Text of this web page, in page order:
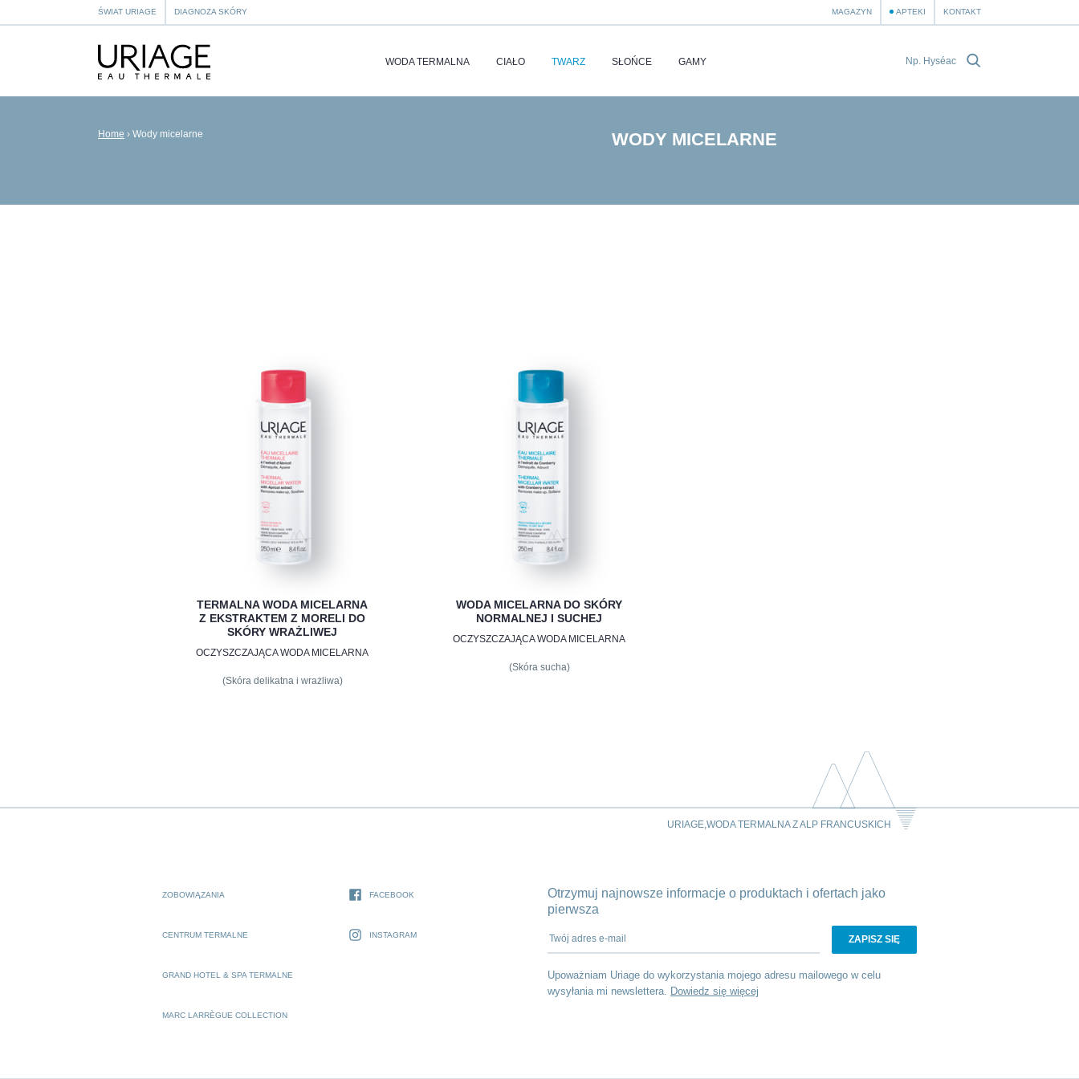
ŚWIAT URIAGE DIAGNOZA SKÓRY MAGAZYN APTEKI KONTAKT
WODA TERMALNA CIAŁO TWARZ SŁOŃCE GAMY
Home › Wody micelarne WODY MICELARNE
TERMALNA WODA MICELARNA
Z EKSTRAKTEM Z MORELI DO
SKÓRY WRAŻLIWEJ
OCZYSZCZAJĄCA WODA MICELARNA
(Skóra delikatna i wrażliwa)
WODA MICELARNA DO SKÓRY
NORMALNEJ I SUCHEJ
OCZYSZCZAJĄCA WODA MICELARNA
(Skóra sucha)
URIAGE,WODA TERMALNA Z ALP FRANCUSKICH
ZOBOWIĄZANIA
CENTRUM TERMALNE
GRAND HOTEL & SPA TERMALNE
MARC LARRÈGUE COLLECTION
FACEBOOK
INSTAGRAM
Otrzymuj najnowsze informacje o produktach i ofertach jako
pierwsza
Twój adres e-mail
Upoważniam Uriage do wykorzystania mojego adresu mailowego w celu
wysyłania mi newslettera.
Dowiedz się więcej